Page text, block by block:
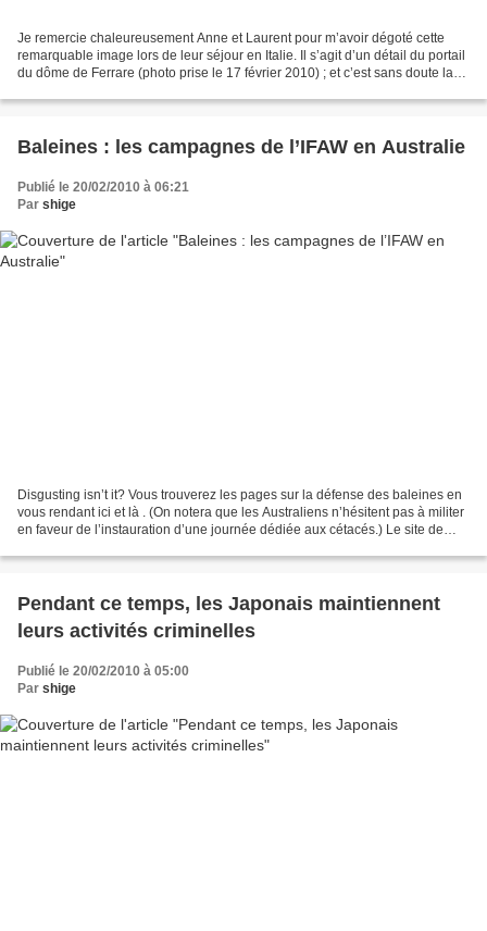
Je remercie chaleureusement Anne et Laurent pour m’avoir dégoté cette
remarquable image lors de leur séjour en Italie. Il s’agit d’un détail du portail
du dôme de Ferrare (photo prise le 17 février 2010) ; et c’est sans doute la
Baleines : les campagnes de l’IFAW en Australie
Publié le 20/02/2010 à 06:21
Par shige
Disgusting isn’t it? Vous trouverez les pages sur la défense des baleines en
vous rendant ici et là . (On notera que les Australiens n’hésitent pas à militer
en faveur de l’instauration d’une journée dédiée aux cétacés.) Le site de
Pendant ce temps, les Japonais maintiennent
leurs activités criminelles
Publié le 20/02/2010 à 05:00
Par shige